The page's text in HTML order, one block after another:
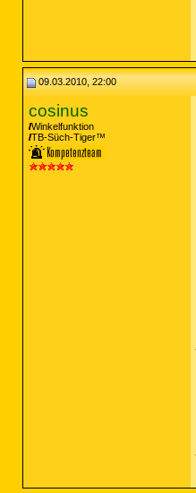
09.03.2010, 22:00
cosinus
Winkelfunktion
TB-Süch-Tiger™